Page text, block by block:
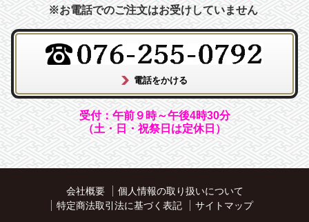
※お電話でのご注文はお受けしていません
受付：午前９時～午後4時30分
（土・日・祝祭日は定休日）
会社概要
個人情報の取り扱いについて
特定商法取引法に基づく表記
サイトマップ